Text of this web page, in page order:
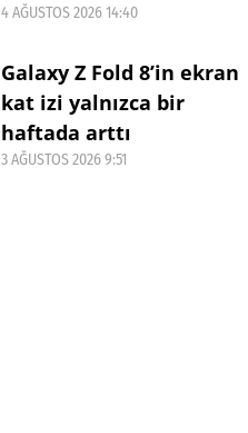
4 AĞUSTOS 2026 14:40
Galaxy Z Fold 8’in ekran
kat izi yalnızca bir
haftada arttı
3 AĞUSTOS 2026 9:51